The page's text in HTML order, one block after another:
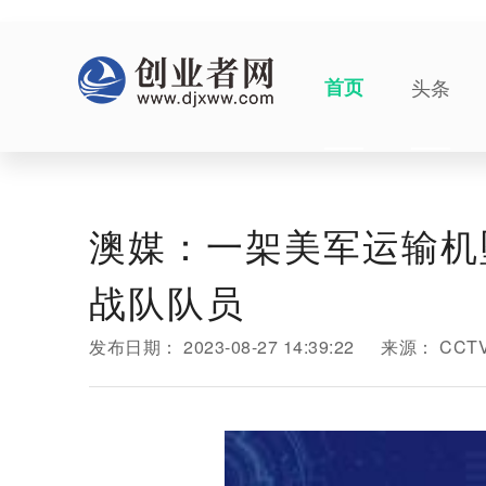
首页 头条
澳媒：一架美军运输
战队队员
发布日期： 2023-08-27 14:39:22 来源：